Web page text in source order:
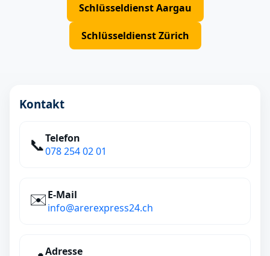
Schlüsseldienst Aargau
Schlüsseldienst Zürich
Kontakt
📞Telefon
078 254 02 01
✉️E‑Mail
info@arerexpress24.ch
Adresse